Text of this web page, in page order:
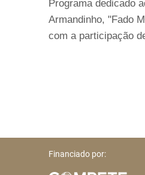
Programa dedicado
Armandinho, "Fado
com a participação
Financiado por: